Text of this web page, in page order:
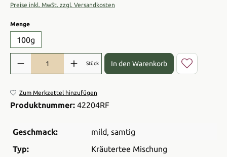
Preise inkl. MwSt. zzgl. Versandkosten
Mengeauswählen
100g
Produkt Anzahl: Gib den gewünschten Wert ein oder benutze die
Stück In den Warenkorb
Zum Merkzettel hinzufügen
Produktnummer: 42204RF
Geschmack: mild, samtig
Typ:
Kräutertee Mischung